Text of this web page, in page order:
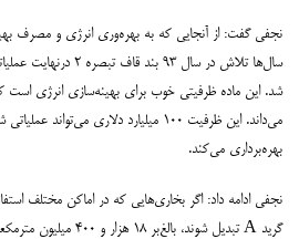
نجفی گفت: از آنجایی که به بهره‌وری انرژی و مصرف
شد. این ماده ظرفیتی خوب برای بهینه‌سازی انرژی است
می‌داند. این ظرفیت ۱۰۰ میلیارد دلاری
بهره‌برداری می‌کند.
نجفی ادامه داد: اگر بخاری‌هایی که در اماکن مختلف